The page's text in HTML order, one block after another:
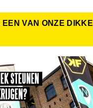
EEN VAN ONZE DIKKE